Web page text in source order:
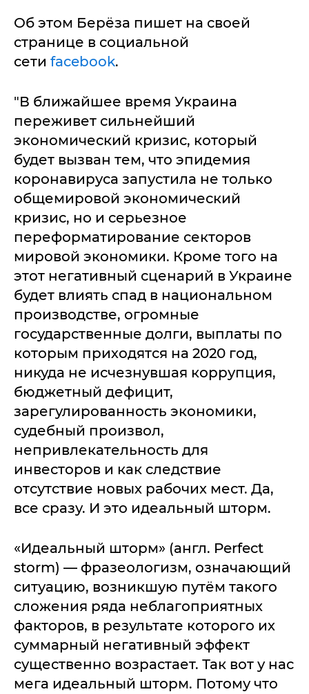
Об этом Берёза пишет на своей
странице в социальной
сети facebook.
"В ближайшее время Украина
переживет сильнейший
экономический кризис, который
будет вызван тем, что эпидемия
коронавируса запустила не только
общемировой экономический
кризис, но и серьезное
переформатирование секторов
мировой экономики. Кроме того на
этот негативный сценарий в Украине
будет влиять спад в национальном
производстве, огромные
государственные долги, выплаты по
которым приходятся на 2020 год,
никуда не исчезнувшая коррупция,
бюджетный дефицит,
зарегулированность экономики,
судебный произвол,
непривлекательность для
инвесторов и как следствие
отсутствие новых рабочих мест. Да,
все сразу. И это идеальный шторм.
«Идеальный шторм» (англ. Perfect
storm) — фразеологизм, означающий
ситуацию, возникшую путём такого
сложения ряда неблагоприятных
факторов, в результате которого их
суммарный негативный эффект
существенно возрастает. Так вот у нас
мега идеальный шторм. Потому что